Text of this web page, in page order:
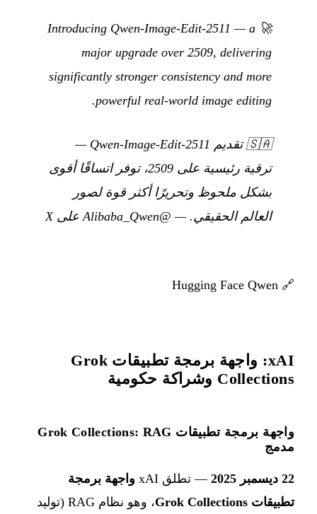
🚀 Introducing Qwen-Image-Edit-2511 — a
major upgrade over 2509, delivering
significantly stronger consistency and more
powerful real-world image editing.
🇸🇦
تقديم Qwen-Image-Edit-2511 —
ترقية رئيسية على 2509، توفر اتساقًا أقوى
بشكل ملحوظ وتحريرًا أكثر قوة لصور
العالم الحقيقي. — @Alibaba_Qwen على X
🔗
Hugging Face Qwen
xAI: واجهة برمجة تطبيقات Grok
Collections وشراكة حكومية
واجهة برمجة تطبيقات Grok Collections: RAG
مدمج
22 ديسمبر 2025 — تطلق xAI
واجهة برمجة
تطبيقات Grok Collections
، وهو نظام RAG (توليد